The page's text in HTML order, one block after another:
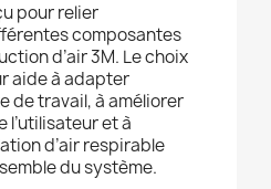
pour relier
composantes
d’air 3M. Le choix
aide à adapter
de travail, à améliorer
l’utilisateur et à
d’air respirable
du système.